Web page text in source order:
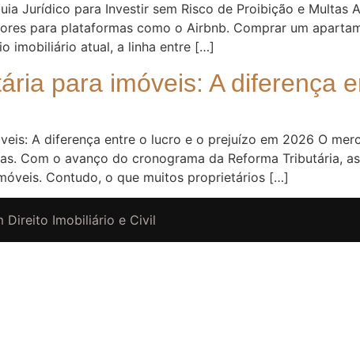
Jurídico para Investir sem Risco de Proibição e
para plataformas como o Airbnb. Comprar um
imobiliário atual, a linha entre […]
para imóveis: A diferença
A diferença entre o lucro e o prejuízo em 2026 O
Com o avanço do cronograma da Reforma Tributária,
Contudo, o que muitos proprietários […]
Direito Imobiliário e Civil